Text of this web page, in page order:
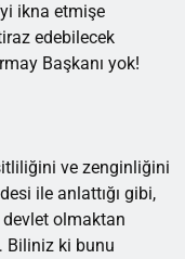
ikna etmişe
edebilecek
Başkanı yok!
ve zenginliğini
ile anlattığı gibi,
devlet olmaktan
Biliniz ki bunu